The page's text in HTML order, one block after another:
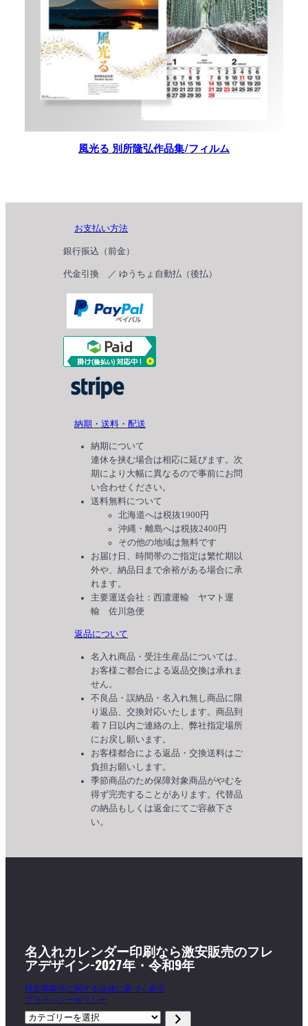
風光る 別所隆弘作品集/フィルム
お支払い方法
銀行振込（前金）
代金引換 ／ ゆうちょ自動払（後払）
納期・送料・配送
納期について
連休を挟む場合は相応に延びます。次
期により大幅に異なるので事前にお問
い合わせください。
送料無料について
北海道へは税抜1900円
沖縄・離島へは税抜2400円
その他の地域は無料です
お届け日、時間帯のご指定は繁忙期以
外や、納品日まで余裕がある場合に承
れます。
主要運送会社：西濃運輸 ヤマト運
輸 佐川急便
返品について
名入れ商品・受注生産品については、
お客様ご都合による返品交換は承れま
せん。
不良品・誤納品・名入れ無し商品に限
り返品、交換対応いたします。商品到
着７日以内ご連絡の上、弊社指定場所
にお戻し願います。
お客様都合による返品・交換送料はご
負担お願いします。
季節商品のため保障対象商品がやむを
得ず完売することがあります。代替品
の納品もしくは返金にてご容赦下さ
い。
名入れカレンダー印刷なら激安販売のフレ
アデザイン-2027年・令和9年
特定商取引に関する法律に基づく表示
プライバシーポリシー
カ